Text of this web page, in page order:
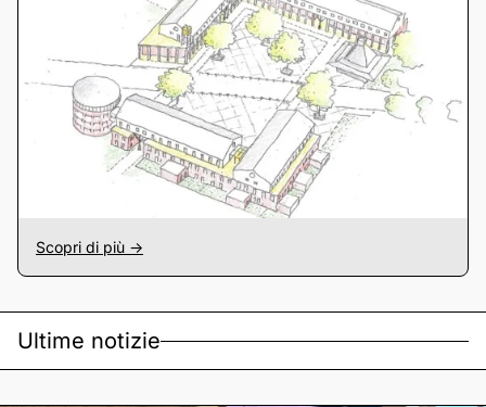
Scopri di più ->
Ultime notizie